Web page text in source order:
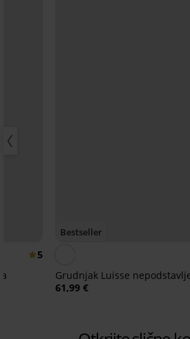
5
Bestseller
Grudnjak Luisse
61,99 €